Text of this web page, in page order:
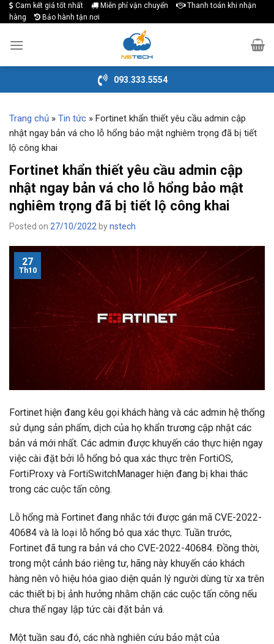
Skip
to
content
Cam kết giá tốt nhất Miễn phí vận chuyển
Thanh toán khi nhận
hàng
Bảo hành tận nơi
093.333.5554
Trang chủ » Tin tức » Fortinet khẩn thiết yêu cầu admin cập
nhật ngay bản vá cho lỗ hổng bảo mật nghiêm trọng đã bị tiết
lộ công khai
Fortinet khẩn thiết yêu cầu admin cập
nhật ngay bản vá cho lỗ hổng bảo mật
nghiêm trọng đã bị tiết lộ công khai
Posted on 27/10/2022 bynstech
27
Th10
Fortinet hiện đang kêu gọi khách hàng và các admin hệ thống
sử dụng sản phẩm, dịch của họ khẩn trương cập nhật các
bản vá mới nhất. Các admin được khuyến cáo thực hiện ngay
việc cài đặt bởi lỗ hổng bỏ qua xác thực trên FortiOS,
FortiProxy và FortiSwitchManager hiện đang bị khai thác
trong các cuộc tấn công.
Lỗ hổng mà Fortinet đang nhắc tới được gán mã CVE-2022-
40684 và là loại lỗ hổng bỏ qua xác thực. Tuần trước,
Fortinet đã tung ra bản vá cho CVE-2022-40684. Đồng thời,
trong một cảnh báo riêng tư, hãng này khuyến cáo khách
hàng nên vô hiệu hóa giao diện quản lý người dùng từ xa trên
các thiết bị bị ảnh hưởng nhằm chặn các cuộc tấn công nếu
chưa thế ngay lập tức cài đặt bản vá.
Một tuần sau đó, các nhà nghiên cứu bảo mật của